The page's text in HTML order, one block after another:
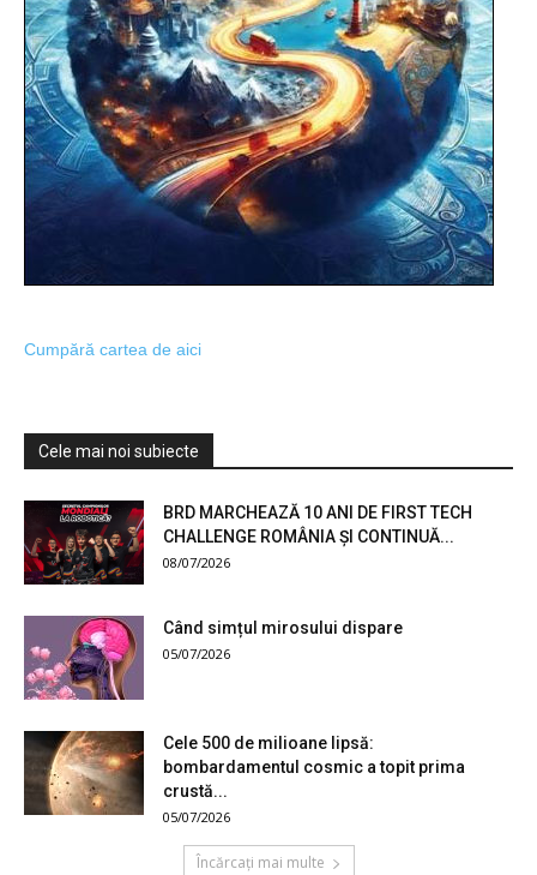
Cumpără cartea de aici
Cele mai noi subiecte
BRD MARCHEAZĂ 10 ANI DE FIRST TECH
CHALLENGE ROMÂNIA ȘI CONTINUĂ...
08/07/2026
Când simțul mirosului dispare
05/07/2026
Cele 500 de milioane lipsă:
bombardamentul cosmic a topit prima
crustă...
05/07/2026
Încărcați mai multe